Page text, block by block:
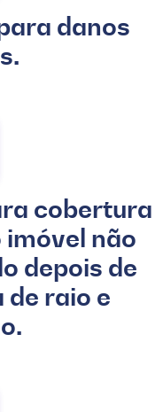
danos
cobertura
imóvel não
depois de
de raio e